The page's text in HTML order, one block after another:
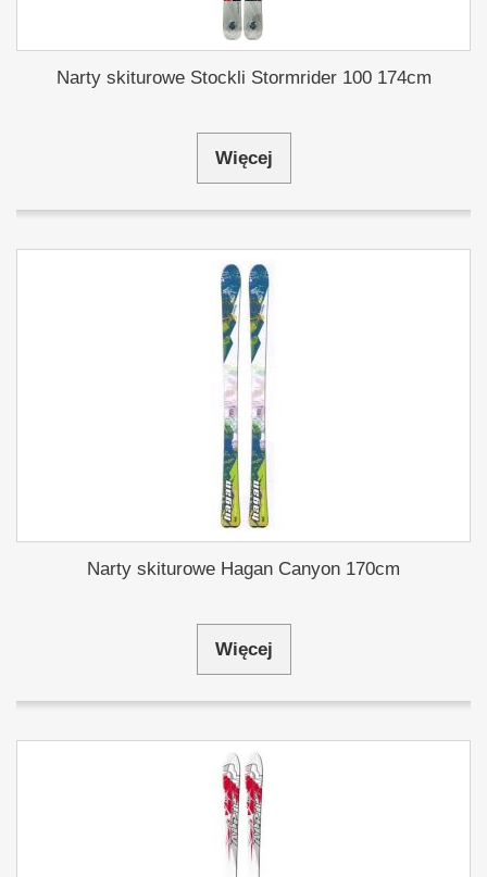
Narty skiturowe Stockli Stormrider 100 174cm
Więcej
Narty skiturowe Hagan Canyon 170cm
Więcej